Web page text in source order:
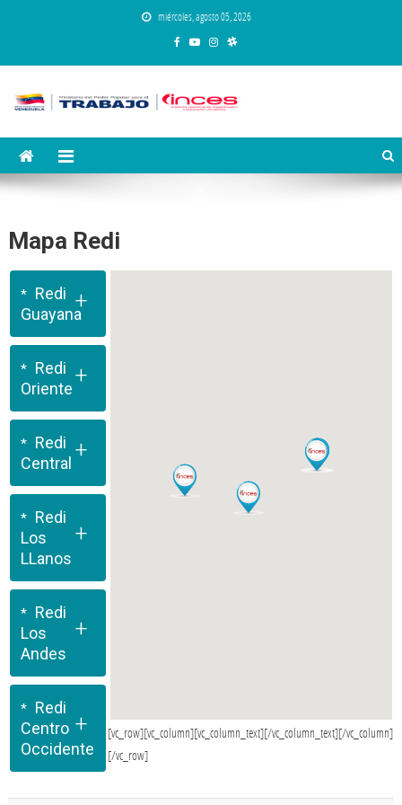
miércoles, agosto 05, 2026
Instituto Nacional de Capacitación y
Educación Socialista
Mapa Redi
Redi
Guayana
+
Redi
Oriente
+
Redi
Central
+
Redi
Los
LLanos
+
Redi
Los
Andes
+
Redi
Centro
Occidente
+
[vc_row][vc_column][vc_column_text][/vc_column_text][/vc_column]
[/vc_row]